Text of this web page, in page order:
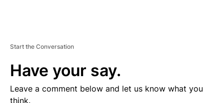
Start the Conversation
Have your say.
Leave a comment below and let us know what you
think.